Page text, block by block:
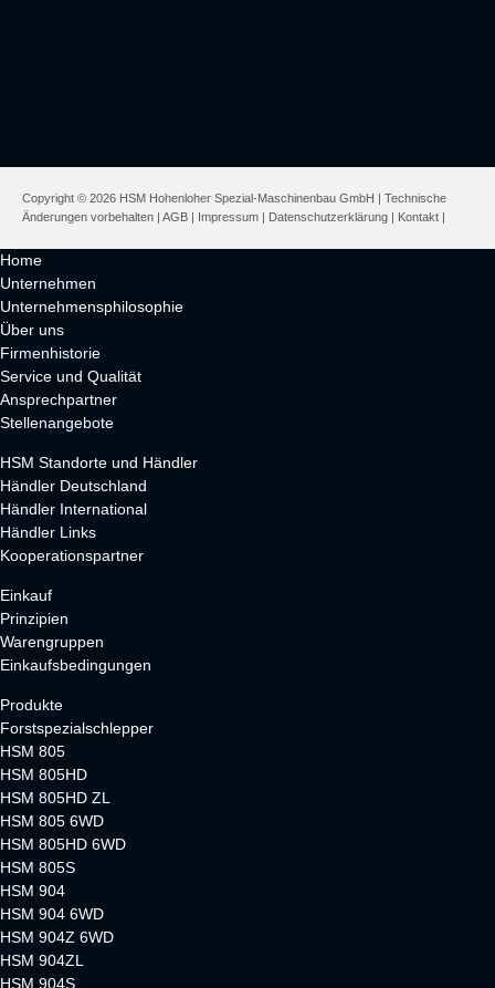
Copyright © 2026 HSM Hohenloher Spezial-Maschinenbau GmbH | Technische
Änderungen vorbehalten | AGB | Impressum | Datenschutzerklärung | Kontakt |
Home
Unternehmen
Unternehmensphilosophie
Über uns
Firmenhistorie
Service und Qualität
Ansprechpartner
Stellenangebote
HSM Standorte und Händler
Händler Deutschland
Händler International
Händler Links
Kooperationspartner
Einkauf
Prinzipien
Warengruppen
Einkaufsbedingungen
Produkte
Forstspezialschlepper
HSM 805
HSM 805HD
HSM 805HD ZL
HSM 805 6WD
HSM 805HD 6WD
HSM 805S
HSM 904
HSM 904 6WD
HSM 904Z 6WD
HSM 904ZL
HSM 904S